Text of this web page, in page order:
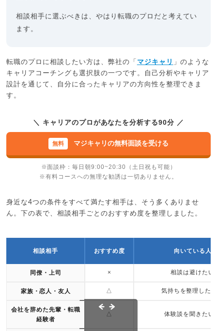
相談相手に選ぶべきは、やはり転職のプロだと考えてい
ます。
転職のプロに相談したい方は、弊社の「 マジキャリ
」のような
キャリアコーチングも選択肢の一つです。自己分析やキャリア
設計を通じて、自分に合ったキャリアの方向性を整理できま
す。
＼ キャリアのプロがあなたを分析する90分 ／
マジキャリの無料面談を受ける
※面談枠：毎日朝9:00~20:30（土日祝も可能）
※有料コースへの無理な勧誘は一切ありません。
身近な4つの条件をすべて満たす相手は、そう多くありませ
ん。下の表で、相談相手ごとのおすすめ度を整理しました。
相談相手 おすすめ度 向いている人
同僚・上司 × 相談は避けたい
家族・恋人・友人 △ 気持ちを整理した
会社を辞めた先輩・転職
経験者
△ 体験談を聞きたい